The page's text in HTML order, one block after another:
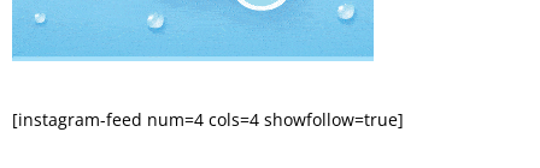
[instagram-feed num=4 cols=4 showfollow=true]